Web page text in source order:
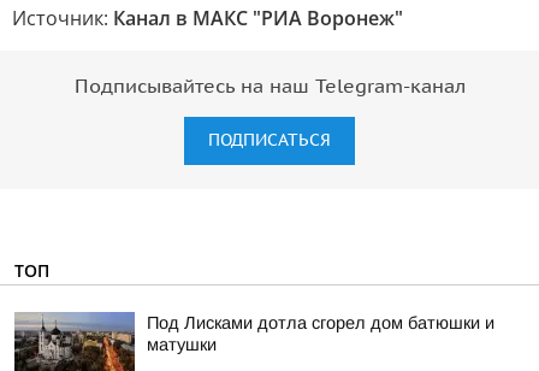
Источник: Канал в МАКС "РИА Воронеж"
Подписывайтесь на наш Telegram-канал
ПОДПИСАТЬСЯ
ТОП
Под Лисками дотла сгорел дом батюшки и
матушки